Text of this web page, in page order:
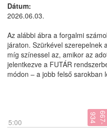
Dátum:
2026.06.03.
Az alábbi ábra a forgalmi
járaton. Szürkével szerepelnek
míg színessel az, amikor az
jelentkezve a FUTÁR
módon – a jobb felső sarokban
5:00 9
4